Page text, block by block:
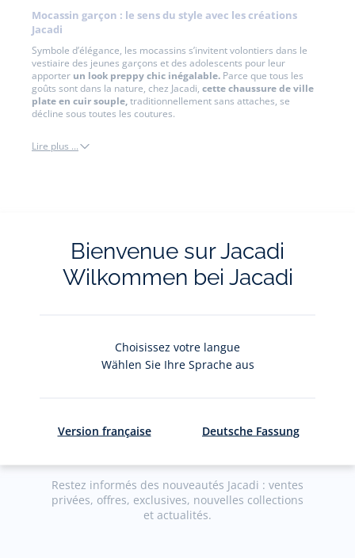
Mocassin garçon : le sens du style avec les créations
Jacadi
Symbole d’élégance, les mocassins s’invitent volontiers dans le
vestiaire des jeunes garçons et des adolescents pour leur
apporter un look preppy chic inégalable. Parce que tous les
goûts sont dans la nature, chez Jacadi, cette chaussure de ville
plate en cuir souple,traditionnellement sans attaches, se
décline sous toutes les coutures.
Lire plus ...
La newsletter
Restez informés des nouveautés Jacadi : ventes
privées, offres, exclusives, nouvelles collections
et actualités.
Bienvenue sur Jacadi
Wilkommen bei Jacadi
Choisissez votre langue
Wählen Sie Ihre Sprache aus
Version française Deutsche Fassung